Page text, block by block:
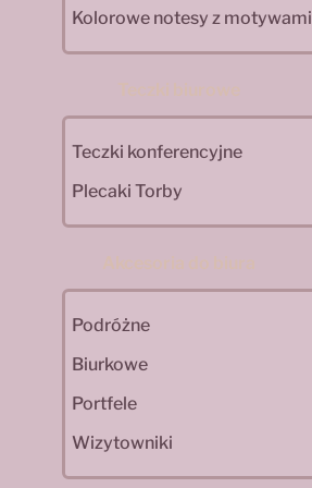
Kolorowe notesy z motywami
Teczki konferencyjne
Plecaki Torby
Podróżne
Biurkowe
Portfele
Wizytowniki